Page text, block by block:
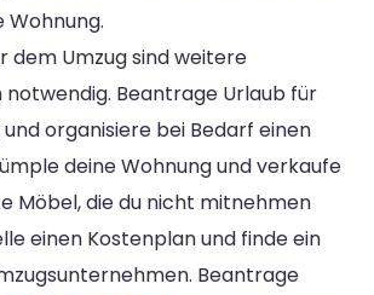
Wohnung.
dem Umzug sind weitere
Beantrage Urlaub für
organisiere bei Bedarf einen
deine Wohnung und verkaufe
Möbel, die du nicht mitnehmen
einen Kostenplan und finde ein
Beantrage